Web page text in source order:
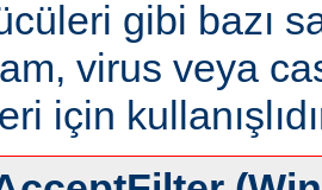
gibi bazı
virus veya
için